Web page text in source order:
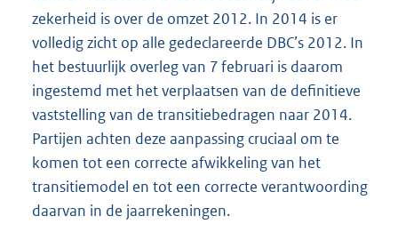
zekerheid is over de omzet 2012. In 2014 is er
volledig zicht op alle gedeclareerde DBC’s 2012. In
het bestuurlijk overleg van 7 februari is daarom
ingestemd met het verplaatsen van de definitieve
vaststelling van de transitiebedragen naar 2014.
Partijen achten deze aanpassing cruciaal om te
komen tot een correcte afwikkeling van het
transitiemodel en tot een correcte verantwoording
daarvan in de jaarrekeningen.